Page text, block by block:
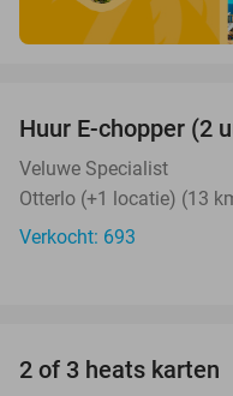
Huur E-chopper (2
Veluwe Specialist
Otterlo (+1 locatie) (13
Verkocht: 693
2 of 3 heats karten